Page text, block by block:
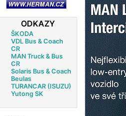
ODKAZY
ŠKODA
VDL Bus & Coach
CR
MAN Truck & Bus
CR
Solaris Bus & Coach
Beulas
TURANCAR (ISUZU)
Yutong SK